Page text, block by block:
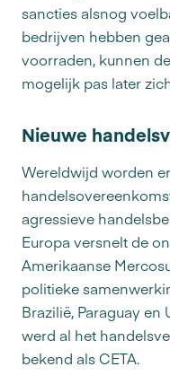
sancties alsnog
bedrijven hebben
voorraden, kunnen
mogelijk pas later
Nieuwe
Wereldwijd worden
agressieve
Europa versnelt de
Amerikaanse
politieke
Brazilië, Paraguay en
werd al het
bekend als CETA.